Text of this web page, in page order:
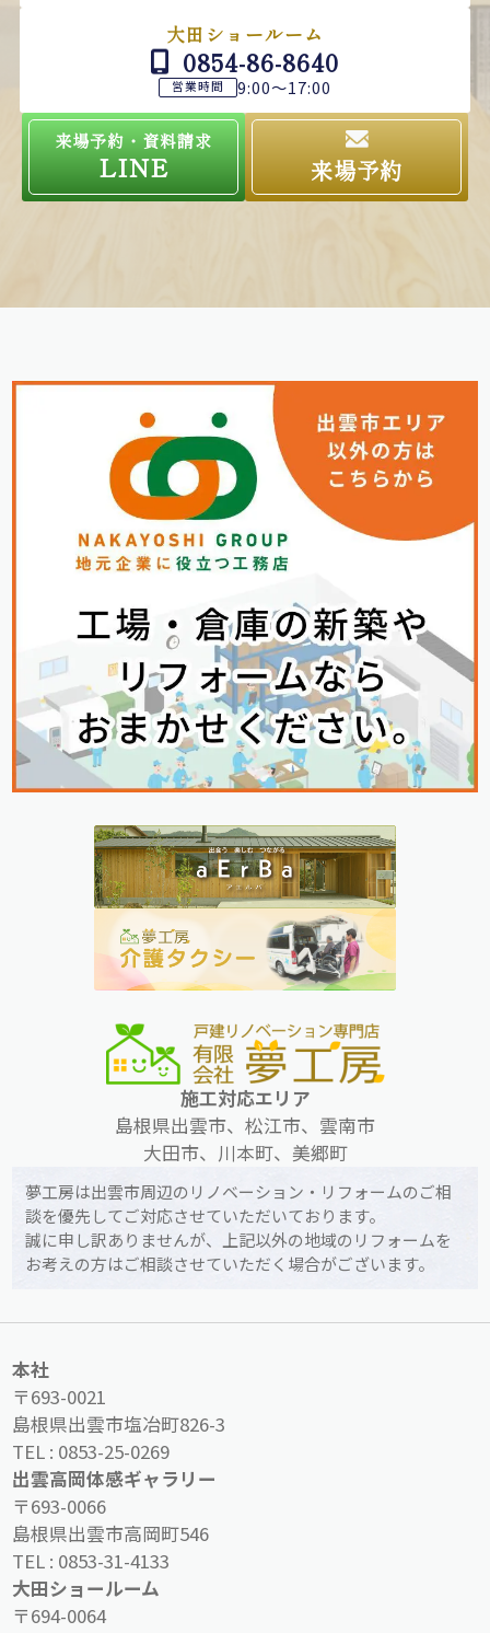
大田ショールーム
0854-86-8640
営業時間 9:00～17:00
来場予約・資料請求
LINE 来場予約
施工対応エリア
島根県出雲市、松江市、雲南市
大田市、川本町、美郷町
夢工房は出雲市周辺のリノベーション・リフォームのご相
談を優先してご対応させていただいております。
誠に申し訳ありませんが、上記以外の地域のリフォームを
お考えの方はご相談させていただく場合がございます。
本社
〒693-0021
島根県出雲市塩冶町826-3
TEL : 0853-25-0269
出雲高岡体感ギャラリー
〒693-0066
島根県出雲市高岡町546
TEL : 0853-31-4133
大田ショールーム
〒694-0064